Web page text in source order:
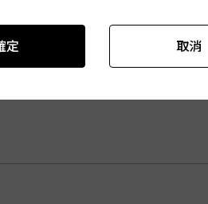
定 取消
定 取消
定 取消
定 取消
定 取消